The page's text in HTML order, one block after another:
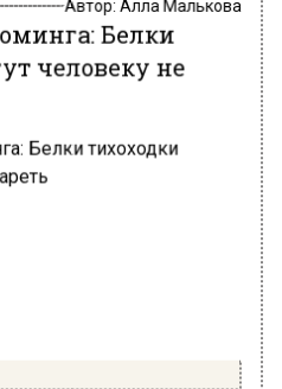
Белки
человеку не